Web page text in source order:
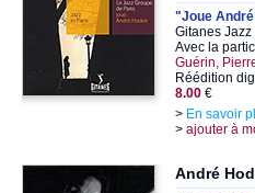
"Joue
Gitanes
Avec la
Guérin,
Réédition
8.00 €
> En savoir
> ajouter à
André